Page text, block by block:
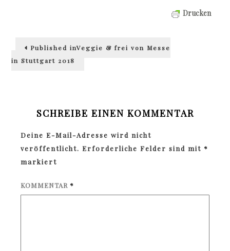
Drucken
Beitragsnavigation
Published inVeggie & frei von Messe
in Stuttgart 2018
SCHREIBE EINEN KOMMENTAR
Deine E-Mail-Adresse wird nicht
veröffentlicht. Erforderliche Felder sind mit *
markiert
KOMMENTAR *